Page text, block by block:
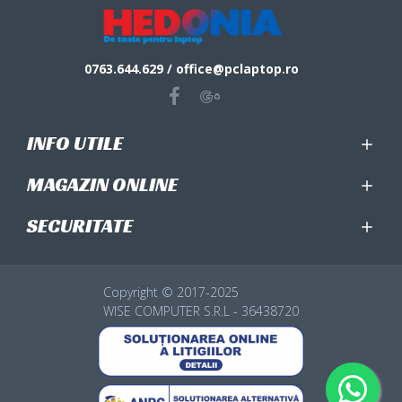
0763.644.629 / office@pclaptop.ro
INFO UTILE
MAGAZIN ONLINE
SECURITATE
Copyright © 2017-2025
WISE COMPUTER S.R.L - 36438720